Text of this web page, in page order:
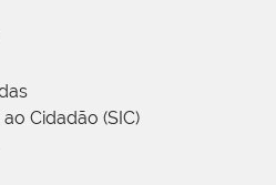
Cidadão (SIC)